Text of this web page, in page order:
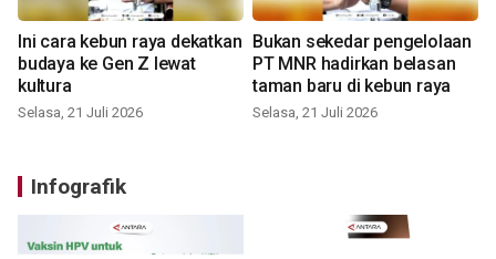
Ini cara kebun raya dekatkan
budaya ke Gen Z lewat
kultura
Selasa, 21 Juli 2026
Bukan sekedar pengelolaan
PT MNR hadirkan belasan
taman baru di kebun raya
Selasa, 21 Juli 2026
Infografik